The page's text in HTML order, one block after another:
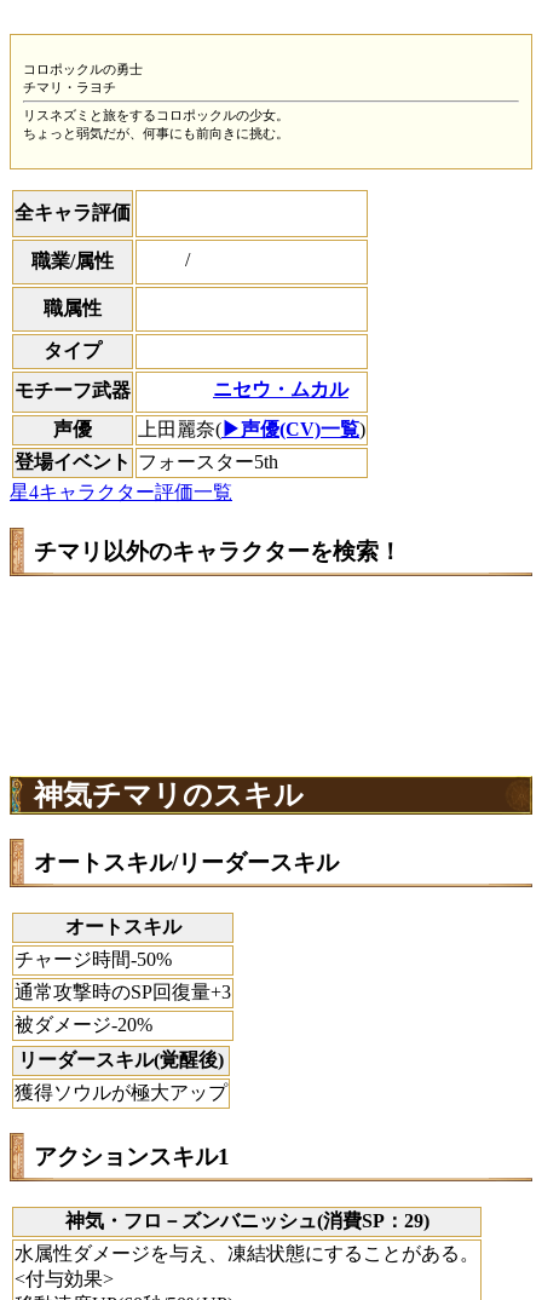
コロポックルの勇士
チマリ・ラヨチ
リスネズミと旅をするコロポックルの少女。
ちょっと弱気だが、何事にも前向きに挑む。
全キャラ評価
職業/属性 /
職属性
タイプ
モチーフ武器
ニセウ・ムカル
声優
上田麗奈( ▶声優(CV)一覧)
登場イベント フォースター5th
星4キャラクター評価一覧
チマリ以外のキャラクターを検索！
神気チマリのスキル
オートスキル/リーダースキル
オートスキル
チャージ時間-50%
通常攻撃時のSP回復量+3
被ダメージ-20%
リーダースキル(覚醒後)
獲得ソウルが極大アップ
アクションスキル1
神気・フロ－ズンバニッシュ(消費SP：29)
水属性ダメージを与え、凍結状態にすることがある。
<付与効果>